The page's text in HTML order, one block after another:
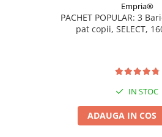
Empria®
PACHET POPULAR: 3
pat copii, SELECT,
IN STOC
ADAUGA IN COS